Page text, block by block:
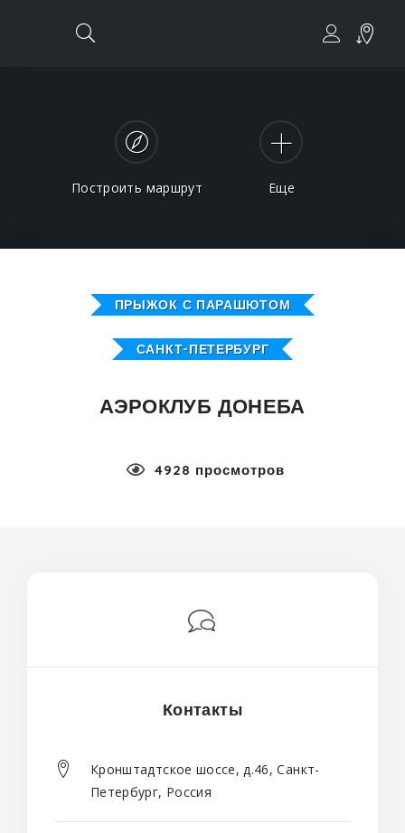
Построить маршрут Еще
ПРЫЖОК С ПАРАШЮТОМ
САНКТ-ПЕТЕРБУРГ
АЭРОКЛУБ ДОНЕБА
4928 просмотров
Контакты
Кронштадтское шоссе, д.46, Санкт-
Петербург, Россия